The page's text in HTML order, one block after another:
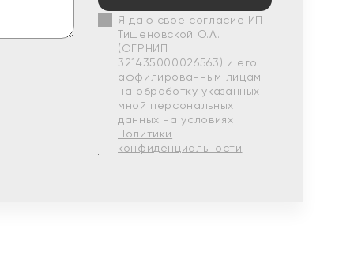
Я даю свое согласие ИП
Тишеновской О.А.
(ОГРНИП
321435000026563) и его
аффилированным лицам
на обработку указанных
мной персональных
данных на условиях
Политики
конфиденциальности